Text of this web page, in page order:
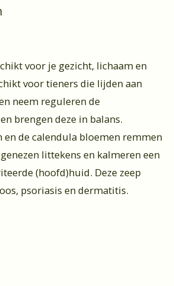
voor je gezicht, lichaam en
voor tieners die lijden aan
neem reguleren de
brengen deze in balans.
en de calendula bloemen remmen
littekens en kalmeren een
(hoofd)huid. Deze zeep
psoriasis en dermatitis.